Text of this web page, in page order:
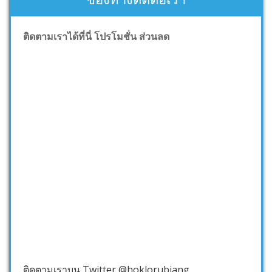
ติดตามเราได้ที่นี่ โปรโมชั่น ส่วนลด